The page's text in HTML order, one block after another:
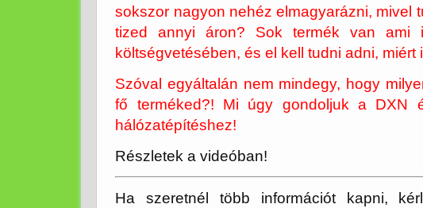
sokszor nagyon nehéz elmagyarázni, mivel
tized annyi áron? Sok termék van ami
költségvetésében, és el kell tudni adni,
Szóval egyáltalán nem mindegy, hogy
fő terméked?! Mi úgy gondoljuk a DXN
hálózatépítéshez!
Részletek a videóban!
Ha szeretnél több információt kapni,